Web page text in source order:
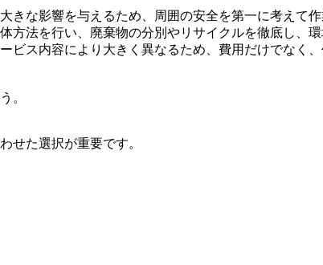
な影響を与えるため、周囲の安全を第一に考えて
法を行い、廃棄物の分別やリサイクルを徹底し、
ビス内容により大きく異なるため、費用だけでなく
。
せた選択が重要です。